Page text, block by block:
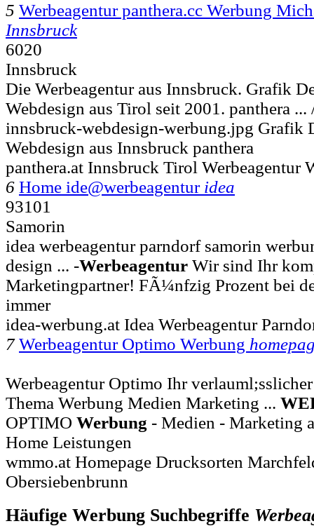
5 Werbeagentur panthera.cc Werbung
Innsbruck
6020
Innsbruck
Die Werbeagentur aus Innsbruck. Grafik
Webdesign aus Tirol seit 2001. panthera ...
innsbruck-webdesign-werbung.jpg Grafik
Webdesign aus Innsbruck panthera
panthera.at Innsbruck Tirol Werbeagentur
6 Home ide@werbeagentur idea
93101
Samorin
idea werbeagentur parndorf samorin
design ... -Werbeagentur Wir sind Ihr
Marketingpartner! FÃ¼nfzig Prozent bei
immer
idea-werbung.at Idea Werbeagentur
7 Werbeagentur Optimo Werbung
Werbeagentur Optimo Ihr
Thema Werbung Medien Marketing ...
OPTIMO Werbung - Medien - Marketing
Home Leistungen
wmmo.at Homepage Drucksorten
Obersiebenbrunn
Häufige Werbung Suchbegriffe